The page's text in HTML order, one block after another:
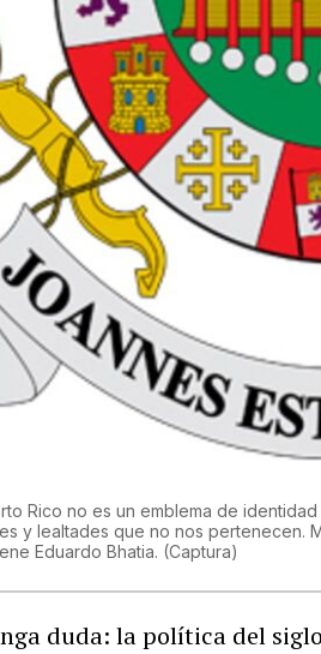
Rico no es un emblema de
y lealtades que no nos pertenecen.
Eduardo Bhatia. (Captura)
duda: la política del